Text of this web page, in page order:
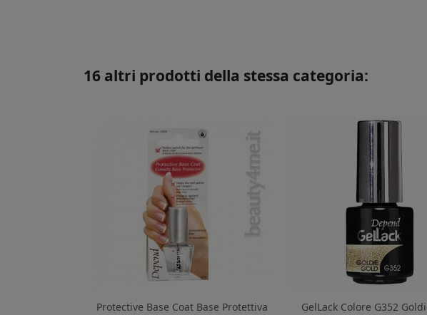
16 altri prodotti della stessa categoria:
Protective Base Coat Base Protettiva
GelLack Colore G352